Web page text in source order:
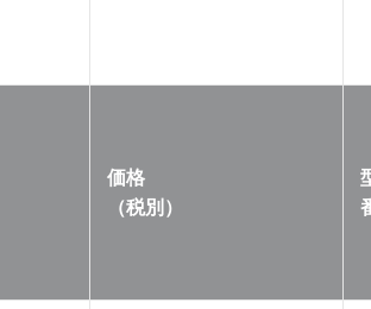
価格
（税別）